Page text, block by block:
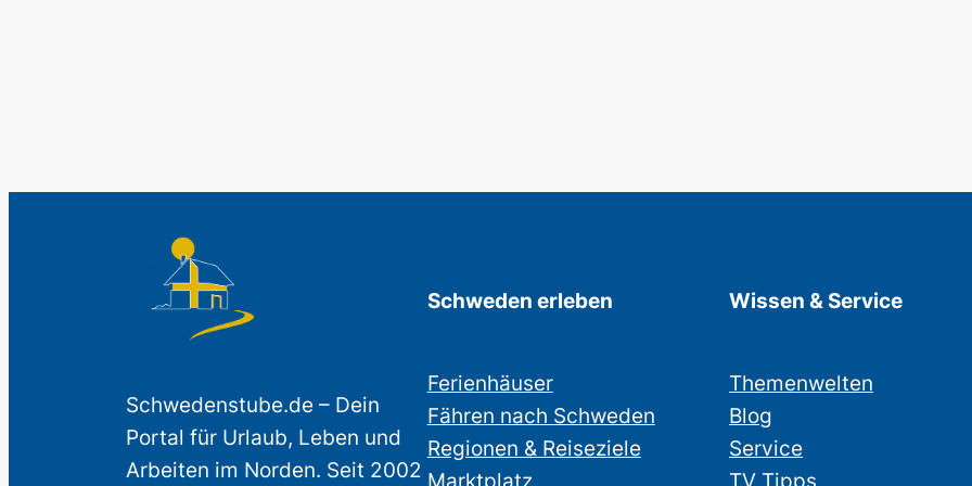
Schwedenstube.de – Dein
Portal für Urlaub, Leben und
Arbeiten im Norden. Seit 2002
Schweden erleben
Ferienhäuser
Fähren nach Schweden
Regionen & Reiseziele
Wissen & Service
Themenwelten
Blog
Service